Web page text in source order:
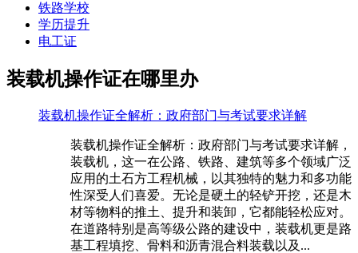
铁路学校
学历提升
电工证
装载机操作证在哪里办
装载机操作证全解析：政府部门与考试要求详解
装载机操作证全解析：政府部门与考试要求详解，
装载机，这一在公路、铁路、建筑等多个领域广泛
应用的土石方工程机械，以其独特的魅力和多功能
性深受人们喜爱。无论是硬土的轻铲开挖，还是木
材等物料的推土、提升和装卸，它都能轻松应对。
在道路特别是高等级公路的建设中，装载机更是路
基工程填挖、骨料和沥青混合料装载以及...